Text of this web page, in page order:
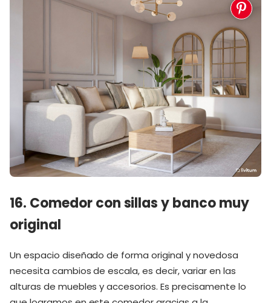
16. Comedor con sillas y banco muy
original
Un espacio diseñado de forma original y novedosa
necesita cambios de escala, es decir, variar en las
alturas de muebles y accesorios. Es precisamente lo